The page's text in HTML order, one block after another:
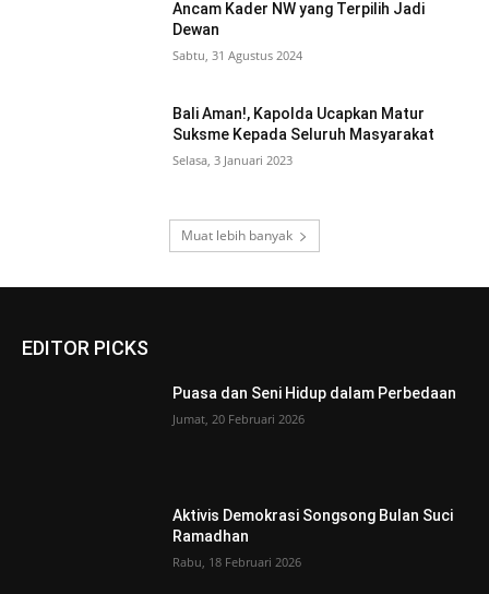
Ancam Kader NW yang Terpilih Jadi
Dewan
Sabtu, 31 Agustus 2024
Bali Aman!, Kapolda Ucapkan Matur
Suksme Kepada Seluruh Masyarakat
Selasa, 3 Januari 2023
Muat lebih banyak
EDITOR PICKS
Puasa dan Seni Hidup dalam Perbedaan
Jumat, 20 Februari 2026
Aktivis Demokrasi Songsong Bulan Suci
Ramadhan
Rabu, 18 Februari 2026